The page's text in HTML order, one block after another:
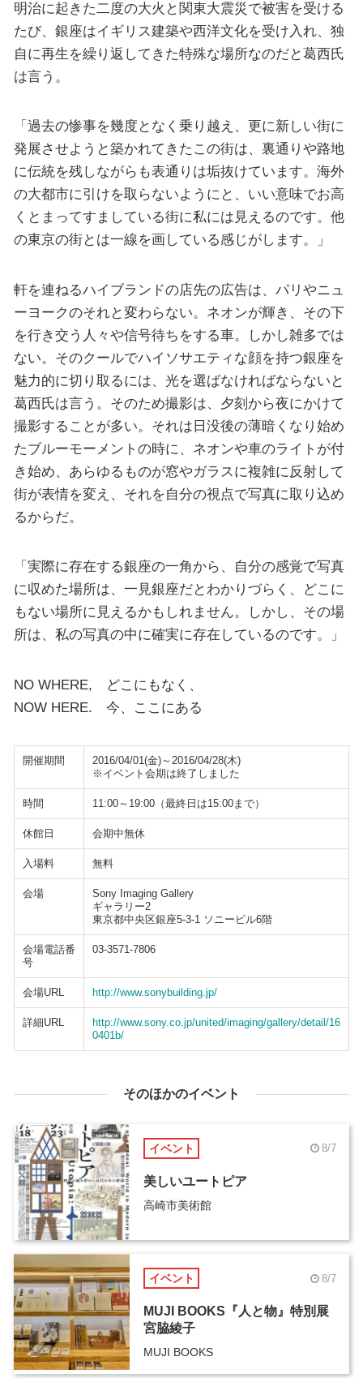
明治に起きた二度の大火と関東大震災で被害を受ける
たび、銀座はイギリス建築や西洋文化を受け入れ、独
自に再生を繰り返してきた特殊な場所なのだと葛西氏
は言う。
「過去の惨事を幾度となく乗り越え、更に新しい街に
発展させようと築かれてきたこの街は、裏通りや路地
に伝統を残しながらも表通りは垢抜けています。海外
の大都市に引けを取らないようにと、いい意味でお高
くとまってすましている街に私には見えるのです。他
の東京の街とは一線を画している感じがします。」
軒を連ねるハイブランドの店先の広告は、パリやニュ
ーヨークのそれと変わらない。ネオンが輝き、その下
を行き交う人々や信号待ちをする車。しかし雑多では
ない。そのクールでハイソサエティな顔を持つ銀座を
魅力的に切り取るには、光を選ばなければならないと
葛西氏は言う。そのため撮影は、夕刻から夜にかけて
撮影することが多い。それは日没後の薄暗くなり始め
たブルーモーメントの時に、ネオンや車のライトが付
き始め、あらゆるものが窓やガラスに複雑に反射して
街が表情を変え、それを自分の視点で写真に取り込め
るからだ。
「実際に存在する銀座の一角から、自分の感覚で写真
に収めた場所は、一見銀座だとわかりづらく、どこに
もない場所に見えるかもしれません。しかし、その場
所は、私の写真の中に確実に存在しているのです。」
NO WHERE, どこにもなく、
NOW HERE. 今、ここにある
開催期間
2016/04/01(金)～2016/04/28(木)
※イベント会期は終了しました
時間 11:00～19:00（最終日は15:00まで）
休館日 会期中無休
入場料 無料
会場
Sony Imaging Gallery
ギャラリー2
東京都中央区銀座5-3-1 ソニービル6階
会場電話番
号
03-3571-7806
会場URL http://www.sonybuilding.jp/
詳細URL
http://www.sony.co.jp/united/imaging/gallery/detail/16
0401b/
そのほかのイベント
イベント 8/7
美しいユートピア
高崎市美術館
イベント 8/7
MUJI BOOKS『人と物』特別展
宮脇綾子
MUJI BOOKS